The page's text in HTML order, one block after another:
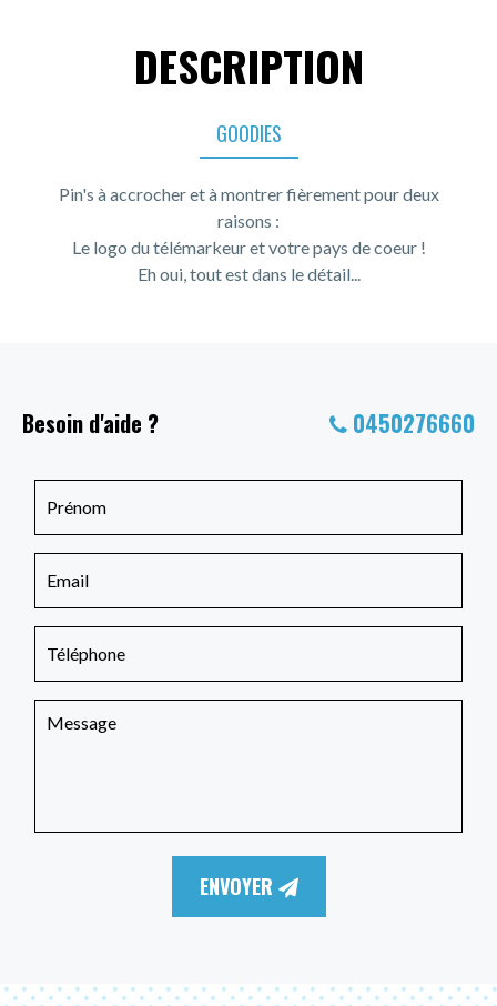
DESCRIPTION
GOODIES
Pin's à accrocher et à montrer fièrement pour deux
raisons :
Le logo du télémarkeur et votre pays de coeur !
Eh oui, tout est dans le détail...
Besoin d'aide ? 0450276660
ENVOYER